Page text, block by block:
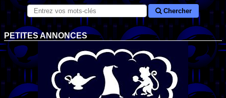
Chercher
PETITES ANNONCES